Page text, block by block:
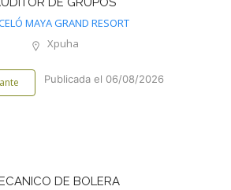
MAYA GRAND RESORT
Xpuha
Publicada el 06/08/2026
DE BOLERA